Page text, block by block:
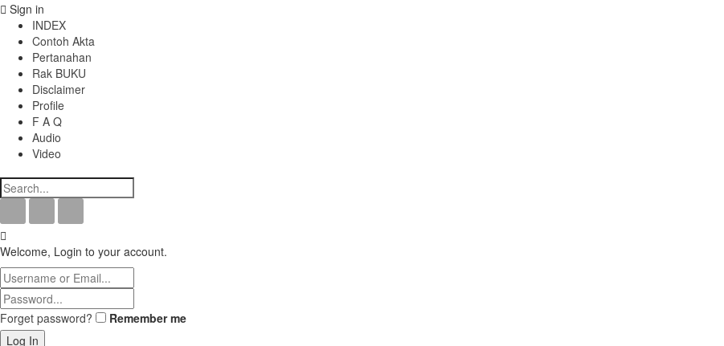
Sign in
INDEX
Contoh Akta
Pertanahan
Rak BUKU
Disclaimer
Profile
F A Q
Audio
Video
Welcome, Login to your account.
Forget password? Remember me